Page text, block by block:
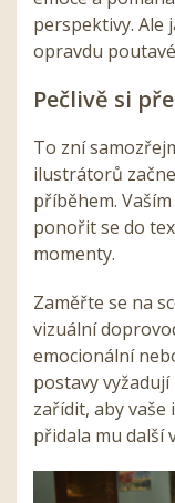
perspektivy. Ale
opravdu
Pečlivě si
To zní
ilustrátorů
příběhem.
ponořit se do
momenty.
Zaměřte se na
vizuální
emocionální
postavy
zařídit, aby
přidala mu další